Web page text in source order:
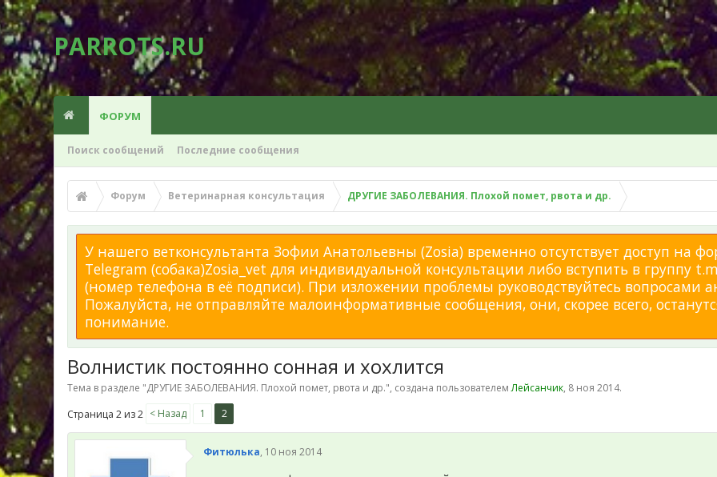
PARROTS.RU
ФОРУМ
Поиск сообщений Последние сообщения
Форум Ветеринарная консультация ДРУГИЕ ЗАБОЛЕВАНИЯ. Плохой помет, рвота и др.
У нашего ветконсультанта Зофии Анатольевны (Zosia) временно отсутствует доступ на
Telegram (собака)Zosia_vet для индивидуальной консультации либо вступить в группу
(номер телефона в её подписи). При изложении проблемы руководствуйтесь вопросами
Пожалуйста, не отправляйте малоинформативные сообщения, они, скорее всего,
понимание.
Волнистик постоянно сонная и хохлится
Тема в разделе "ДРУГИЕ ЗАБОЛЕВАНИЯ. Плохой помет, рвота и др.", создана пользователемЛейсанчик, 8 ноя 2014.
Страница 2 из 2 < Назад 1 2
Фитюлька, 10 ноя 2014